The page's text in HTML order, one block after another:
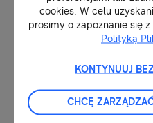
udostępnić ten album
również polecić
znajomym swoją
miejsce, w którym
Bixby może
cookies. W celu
prosimy o zapoznanie się z
Polityką
KONTYNUUJ
CHCĘ